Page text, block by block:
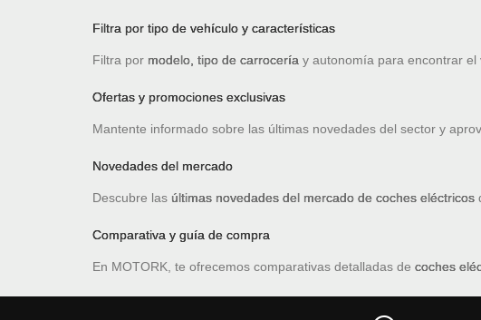
Filtra por tipo de vehículo y características
Filtra por modelo, tipo de carrocería y autonomía para encontrar
Ofertas y promociones exclusivas
Mantente informado sobre las últimas novedades del sector y
Novedades del mercado
Descubre las últimas novedades del mercado de coches eléctricos
Comparativa y guía de compra
En MOTORK, te ofrecemos comparativas detalladas de coches